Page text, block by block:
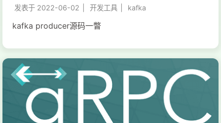
发表于 2022-06-02 开发工具 kafka
kafka producer源码一瞥